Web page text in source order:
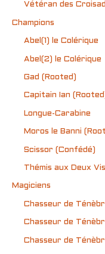
Vétéran des
Champions
Abel(1) le Colérique
Abel(2) le Colérique
Gad (Rooted)
Capitain Ian
Longue-Carabine
Moros le Banni
Scissor (Confédé)
Thémis aux Deux
Magiciens
Chasseur de
Chasseur de
Chasseur de